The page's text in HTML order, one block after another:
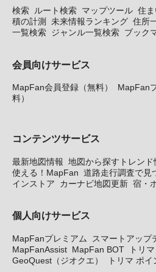
検索 ルート検索 マップツール 住
積の計測
未来情報ランキング 住所
一覧検索 ジャンル一覧検索 ブック
会員向けサービス
MapFan会員登録（無料）
MapFan
料）
コンテンツサービス
最新地図情報 地図から探すトレンド
使える！MapFan 道路走行調査で見
インストア
カーナビ地図更新 宿・
個人向けサービス
MapFanプレミアム
スマートアップ
MapFanAssist MapFan BOT トリマ
GeoQuest（ジオクエ）
トリマ ポイ